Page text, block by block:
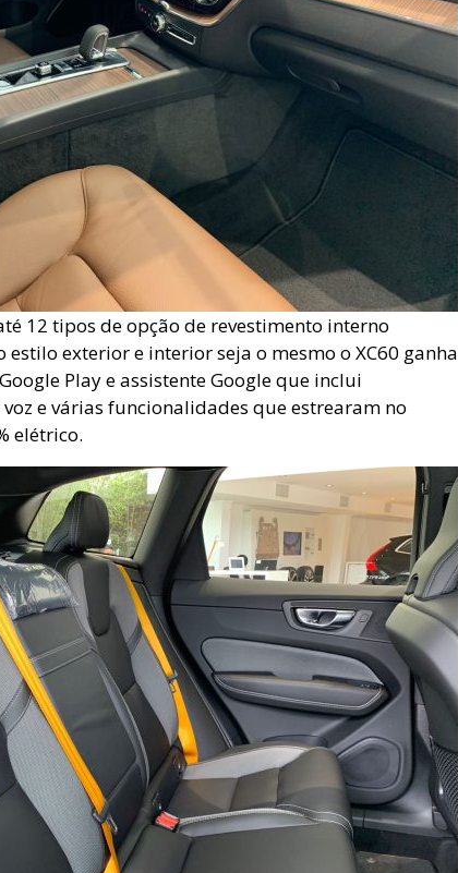
12 tipos de opção de revestimento interno
exterior e interior seja o mesmo o XC60 ganha
Play e assistente Google que inclui
e várias funcionalidades que estrearam no
elétrico.